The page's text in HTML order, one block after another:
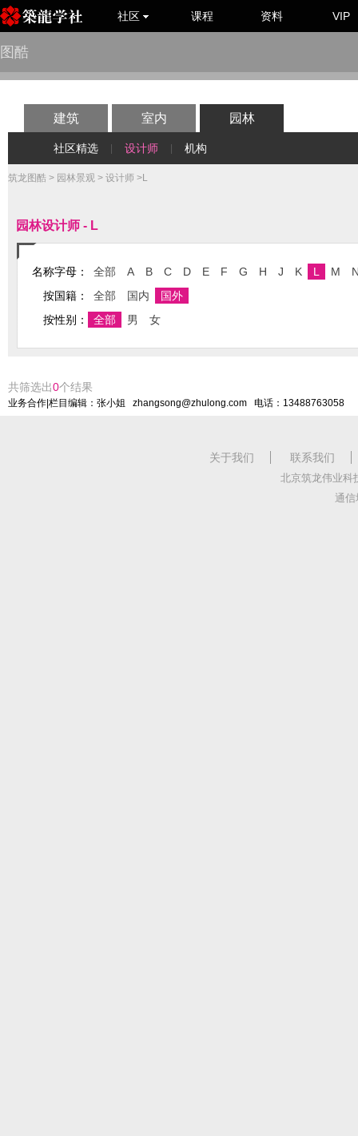
社区 课程 资料 VIP
图酷
建筑 室内 园林
社区精选 设计师 机构
筑龙图酷 > 园林景观 > 设计师 >L
园林设计师 - L
名称字母： 全部 A B C D E F G H J K L M
按国籍：
全部 国内
国外
按性别：
全部 男 女
共筛选出0个结果
业务合作|栏目编辑：张小姐 zhangsong@zhulong.com 电话：13488763058
关于我们 联系我们
北京筑龙伟业科
通